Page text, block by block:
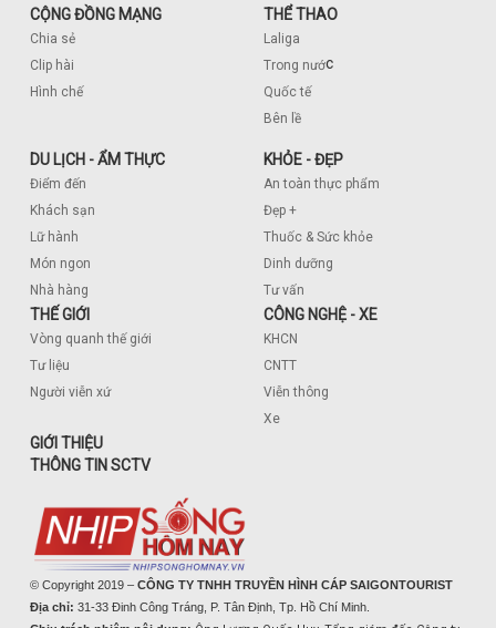
CỘNG ĐỒNG MẠNG
Chia sẻ
Clip hài
Hình chế
THỂ THAO
Laliga
Trong nước
Quốc tế
Bên lề
DU LỊCH - ẨM THỰC
Điểm đến
Khách sạn
Lữ hành
Món ngon
Nhà hàng
KHỎE - ĐẸP
An toàn thực phẩm
Đẹp +
Thuốc & Sức khỏe
Dinh dưỡng
Tư vấn
THẾ GIỚI
Vòng quanh thế giới
Tư liệu
Người viễn xứ
CÔNG NGHỆ - XE
KHCN
CNTT
Viễn thông
Xe
GIỚI THIỆU
THÔNG TIN SCTV
© Copyright 2019 – CÔNG TY TNHH TRUYỀN HÌNH CÁP SAIGONTOURIST
Địa chỉ: 31-33 Đinh Công Tráng, P. Tân Định, Tp. Hồ Chí Minh.